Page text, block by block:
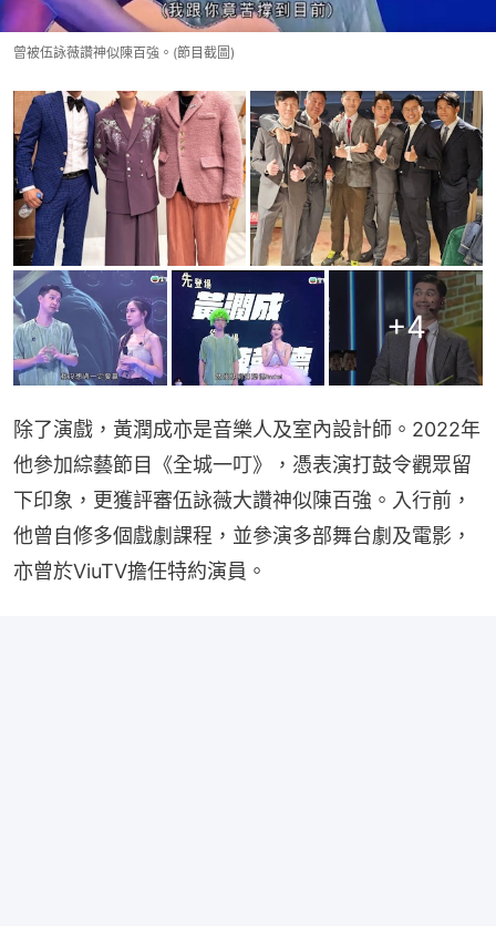
曾被伍詠薇讚神似陳百強。(節目截圖)
+4
除了演戲，黃潤成亦是音樂人及室內設計師。2022年
他參加綜藝節目《全城一叮》，憑表演打鼓令觀眾留
下印象，更獲評審伍詠薇大讚神似陳百強。入行前，
他曾自修多個戲劇課程，並參演多部舞台劇及電影，
亦曾於ViuTV擔任特約演員。